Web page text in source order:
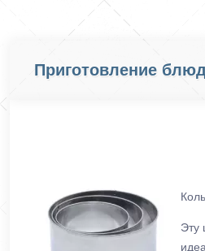
Приготовление
Эту